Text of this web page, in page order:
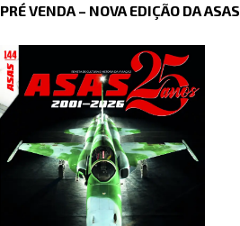
PRÉ VENDA – NOVA EDIÇÃO DA ASAS